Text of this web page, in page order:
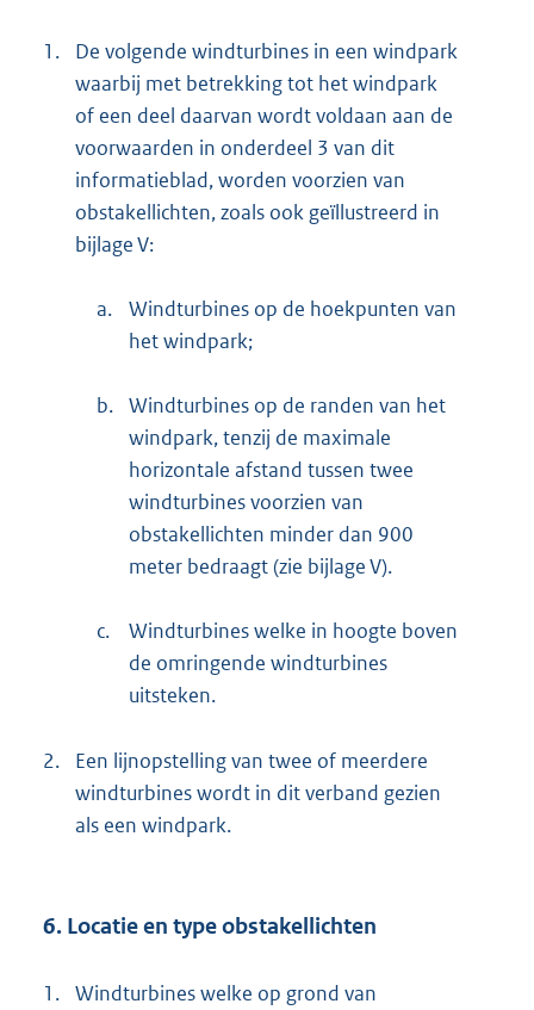
1.
De volgende windturbines in een windpark
waarbij met betrekking tot het windpark
of een deel daarvan wordt voldaan aan de
voorwaarden in onderdeel 3 van dit
informatieblad, worden voorzien van
obstakellichten, zoals ook geïllustreerd in
bijlage V:
a.
Windturbines op de hoekpunten van
het windpark;
b. Windturbines op de randen van het
windpark, tenzij de maximale
horizontale afstand tussen twee
windturbines voorzien van
obstakellichten minder dan 900
meter bedraagt (zie bijlage V).
c.
Windturbines welke in hoogte boven
de omringende windturbines
uitsteken.
2.
Een lijnopstelling van twee of meerdere
windturbines wordt in dit verband gezien
als een windpark.
6. Locatie en type obstakellichten
1. Windturbines welke op grond van